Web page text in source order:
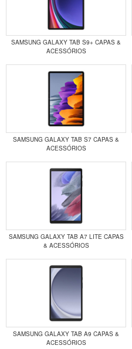
SAMSUNG GALAXY TAB S9+ CAPAS &
ACESSÓRIOS
SAMSUNG GALAXY TAB S7 CAPAS &
ACESSÓRIOS
SAMSUNG GALAXY TAB A7 LITE CAPAS
& ACESSÓRIOS
SAMSUNG GALAXY TAB A9 CAPAS &
ACESSÓRIOS